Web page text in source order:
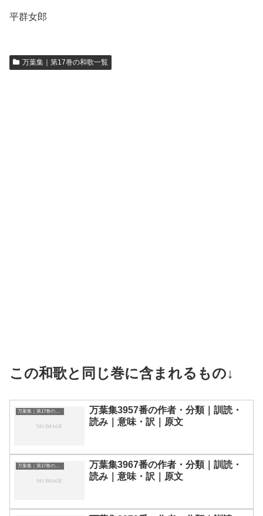
平群女郎
万葉集｜第17巻の和歌一覧
この和歌と同じ巻に含まれるもの↓
万葉集｜第17巻の和歌一覧
万葉集3957番の作者・分類｜訓読・
読み｜意味・訳｜原文
万葉集｜第17巻の和歌一覧
万葉集3967番の作者・分類｜訓読・
読み｜意味・訳｜原文